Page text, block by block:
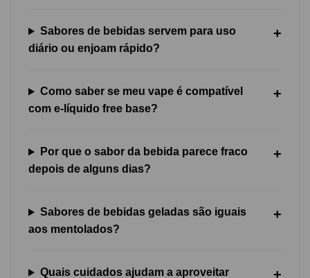
Sabores de bebidas servem para uso
diário ou enjoam rápido?
Como saber se meu vape é compatível
com e-líquido free base?
Por que o sabor da bebida parece fraco
depois de alguns dias?
Sabores de bebidas geladas são iguais
aos mentolados?
Quais cuidados ajudam a aproveitar